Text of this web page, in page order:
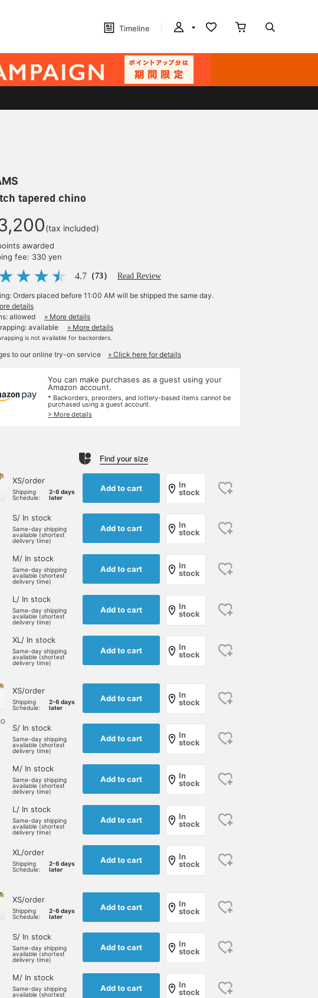
Timeline
tapered chino
(tax included)
awarded
fee: 330 yen
4.7 （73） Read Review
Orders placed before 11:00 AM will be shipped the same day.
details
allowed
» More details
available
» More details
is not available for backorders.
to our online try-on service » Click here for details
You can make purchases as a guest using your
Amazon account.
* Backorders, preorders, and lottery-based items cannot be
purchased using a guest account.
> More details
Find your size
XS/order
Shipping
Schedule:
2-6 days
later
Add to cart
In
stock
S/ In stock
Same-day shipping
available (shortest
delivery time)
Add to cart
In
stock
M/ In stock
Same-day shipping
available (shortest
delivery time)
Add to cart
In
stock
L/ In stock
Same-day shipping
available (shortest
delivery time)
Add to cart
In
stock
XL/ In stock
Same-day shipping
available (shortest
delivery time)
Add to cart
In
stock
XS/order
Shipping
Schedule:
2-6 days
later
Add to cart
In
stock
S/ In stock
Same-day shipping
available (shortest
delivery time)
Add to cart
In
stock
M/ In stock
Same-day shipping
available (shortest
delivery time)
Add to cart
In
stock
L/ In stock
Same-day shipping
available (shortest
delivery time)
Add to cart
In
stock
XL/order
Shipping
Schedule:
2-6 days
later
Add to cart
In
stock
XS/order
Shipping
Schedule:
2-6 days
later
Add to cart
In
stock
S/ In stock
Same-day shipping
available (shortest
delivery time)
Add to cart
In
stock
M/ In stock
Same-day shipping
available (shortest
Add to cart
In
stock